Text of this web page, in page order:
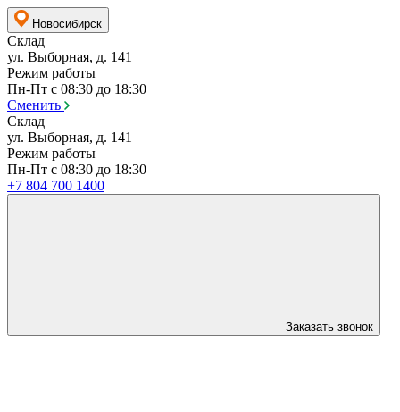
Новосибирск
Склад
ул. Выборная, д. 141
Режим работы
Пн-Пт с 08:30 до 18:30
Сменить
Склад
ул. Выборная, д. 141
Режим работы
Пн-Пт с 08:30 до 18:30
+7 804 700 1400
Заказать звонок